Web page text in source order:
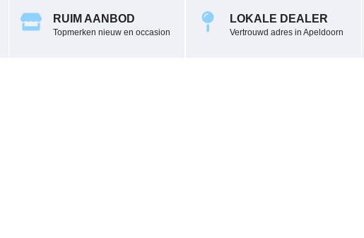
RUIM AANBOD
Topmerken nieuw en occasion
LOKALE DEALER
Vertrouwd adres in Apeldoorn